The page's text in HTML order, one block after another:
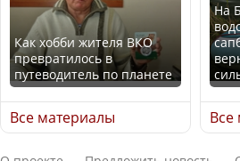
Ең төменгі жалақы,
алимент, экология: жеті
партия сайлаушылармен
нені талқылап жатыр?
Как хобби жителя ВКО
превратилось в
путеводитель по планете
Все материалы
На
Все